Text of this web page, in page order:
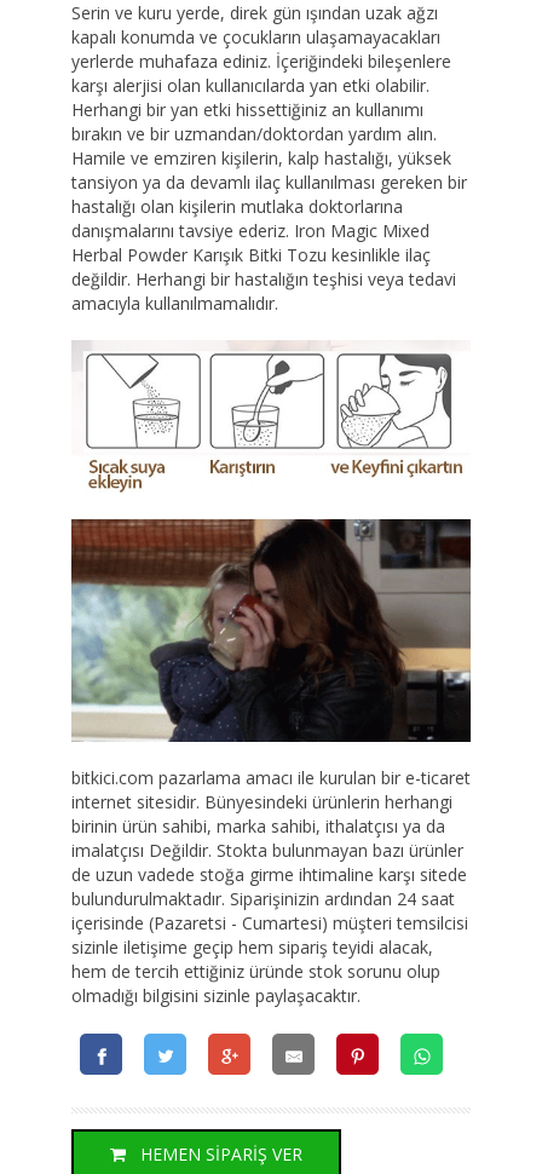
Serin ve kuru yerde, direk gün ışından uzak ağzı
kapalı konumda ve çocukların ulaşamayacakları
yerlerde muhafaza ediniz. İçeriğindeki bileşenlere
karşı alerjisi olan kullanıcılarda yan etki olabilir.
Herhangi bir yan etki hissettiğiniz an kullanımı
bırakın ve bir uzmandan/doktordan yardım alın.
Hamile ve emziren kişilerin, kalp hastalığı, yüksek
tansiyon ya da devamlı ilaç kullanılması gereken bir
hastalığı olan kişilerin mutlaka doktorlarına
danışmalarını tavsiye ederiz. Iron Magic Mixed
Herbal Powder Karışık Bitki Tozu kesinlikle ilaç
değildir. Herhangi bir hastalığın teşhisi veya tedavi
amacıyla kullanılmamalıdır.
bitkici.com pazarlama amacı ile kurulan bir e-ticaret
internet sitesidir. Bünyesindeki ürünlerin herhangi
birinin ürün sahibi, marka sahibi, ithalatçısı ya da
imalatçısı Değildir. Stokta bulunmayan bazı ürünler
de uzun vadede stoğa girme ihtimaline karşı sitede
bulundurulmaktadır. Siparişinizin ardından 24 saat
içerisinde (Pazaretsi - Cumartesi) müşteri temsilcisi
sizinle iletişime geçip hem sipariş teyidi alacak,
hem de tercih ettiğiniz üründe stok sorunu olup
olmadığı bilgisini sizinle paylaşacaktır.
HEMEN SİPARİŞ VER